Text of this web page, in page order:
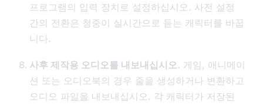
프로그램의 입력 장치로 설정하십시오. 사전 설정
간의 전환은 청중이 실시간으로 듣는 캐릭터를 바꿉
니다.
사후 제작용 오디오를 내보내십시오. 게임, 애니메이
션 또는 오디오북의 경우 줄을 생성하거나 변환하고
오디오 파일을 내보내십시오. 각 캐릭터가 저장된